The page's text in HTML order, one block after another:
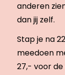
anderen
dan jij zelf.
Stap je na
meedoen
27,- voor